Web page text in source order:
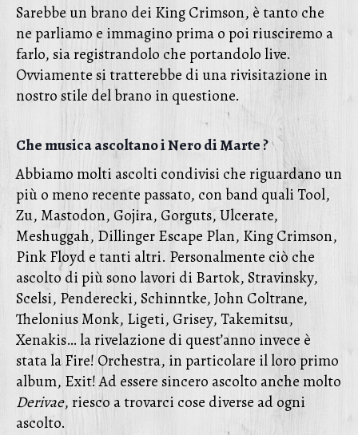
Sarebbe un brano dei King Crimson, è tanto che
ne parliamo e immagino prima o poi riusciremo a
farlo, sia registrandolo che portandolo live.
Ovviamente si tratterebbe di una rivisitazione in
nostro stile del brano in questione.
Che musica ascoltano i Nero di Marte ?
Abbiamo molti ascolti condivisi che riguardano un
più o meno recente passato, con band quali Tool,
Zu, Mastodon, Gojira, Gorguts, Ulcerate,
Meshuggah, Dillinger Escape Plan, King Crimson,
Pink Floyd e tanti altri. Personalmente ciò che
ascolto di più sono lavori di Bartok, Stravinsky,
Scelsi, Penderecki, Schinntke, John Coltrane,
Thelonius Monk, Ligeti, Grisey, Takemitsu,
Xenakis… la rivelazione di quest’anno invece è
stata la Fire! Orchestra, in particolare il loro primo
album, Exit! Ad essere sincero ascolto anche molto
Derivae, riesco a trovarci cose diverse ad ogni
ascolto.